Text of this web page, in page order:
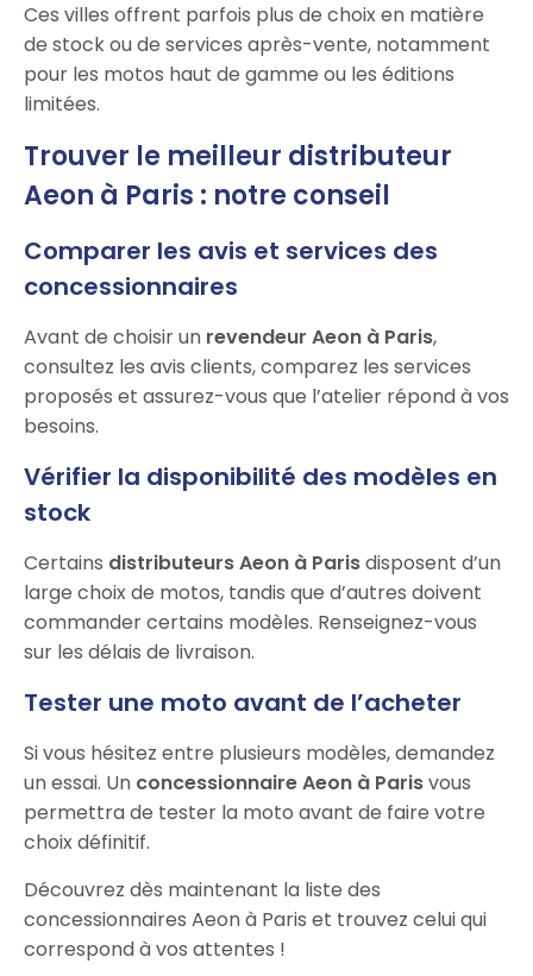
Ces villes offrent parfois plus de choix en matière
de stock ou de services après-vente, notamment
pour les motos haut de gamme ou les éditions
limitées.
Trouver le meilleur distributeur
Aeon à Paris : notre conseil
Comparer les avis et services des
concessionnaires
Avant de choisir un revendeur Aeon à Paris,
consultez les avis clients, comparez les services
proposés et assurez-vous que l’atelier répond à vos
besoins.
Vérifier la disponibilité des modèles en
stock
Certains distributeurs Aeon à Parisdisposent d’un
large choix de motos, tandis que d’autres doivent
commander certains modèles. Renseignez-vous
sur les délais de livraison.
Tester une moto avant de l’acheter
Si vous hésitez entre plusieurs modèles, demandez
un essai. Un concessionnaire Aeon à Parisvous
permettra de tester la moto avant de faire votre
choix définitif.
Découvrez dès maintenant la liste des
concessionnaires Aeon à Paris et trouvez celui qui
correspond à vos attentes !